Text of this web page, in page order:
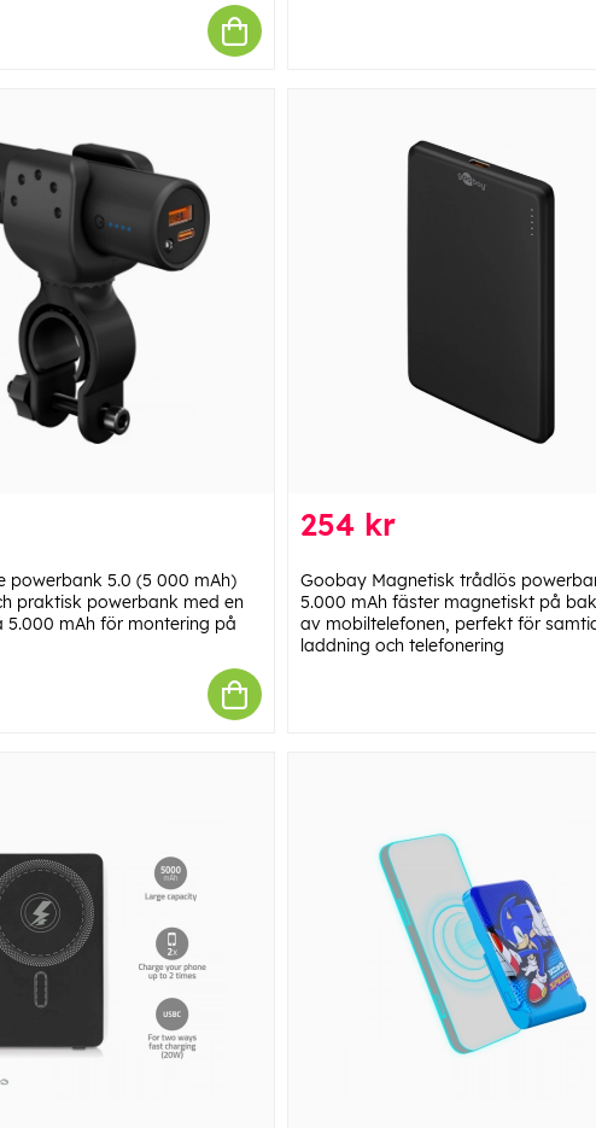
powerbank 5.0 (5 000 mAh)
praktisk powerbank med en
5.000 mAh för montering på
254 kr
Goobay Magnetisk trådlös
5.000 mAh fäster magnetiskt på
av mobiltelefonen, perfekt för
laddning och telefonering